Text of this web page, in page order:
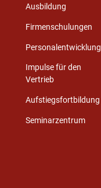
Ausbildung
Firmenschulungen
Personalentwicklung
Impulse für den
Vertrieb
Aufstiegsfortbildung
Seminarzentrum